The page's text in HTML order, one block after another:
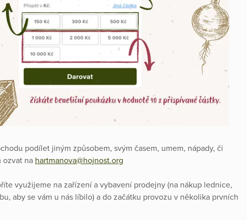
podílet jiným způsobem, svým časem, umem, nápady, či
ozvat na hartmanova@hojnost.org
využijeme na zařízení a vybavení prodejny (na nákup lednice,
aby se vám u nás líbilo) a do začátku provozu v několika prvních